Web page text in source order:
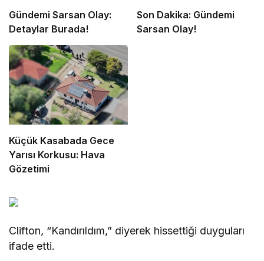
Gündemi Sarsan Olay:
Detaylar Burada!
Son Dakika: Gündemi
Sarsan Olay!
Küçük Kasabada Gece
Yarısı Korkusu: Hava
Gözetimi
Clifton, “Kandırıldım,” diyerek hissettiği duyguları
ifade etti.